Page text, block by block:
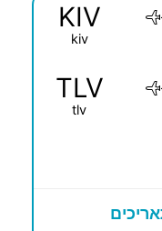
KIV
kiv
TLV
tlv